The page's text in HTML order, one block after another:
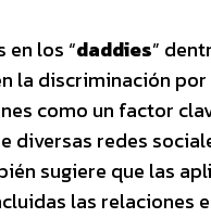
los “daddies”
la discriminación por
como un factor
diversas redes
sugiere que las
las relaciones